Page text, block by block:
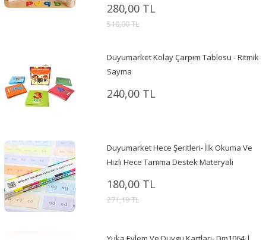
280,00 TL
510,00 TL
Duyumarket Kolay Çarpım Tablosu - Ritmik
Sayma
240,00 TL
Duyumarket Hece Şeritleri- İlk Okuma Ve
Hızlı Hece Tanıma Destek Materyali
180,00 TL
271,19 TL